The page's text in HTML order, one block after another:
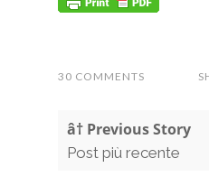
30 COMMENTS
â† Previous Story
Post più recente